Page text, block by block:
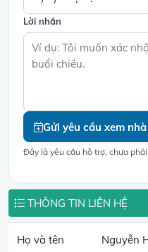
Lời nhắn
Gửi yêu cầu xem nhà
Đây là yêu cầu hỗ trợ, chưa
THÔNG TIN LIÊN HỆ
Họ và tên Nguyễn